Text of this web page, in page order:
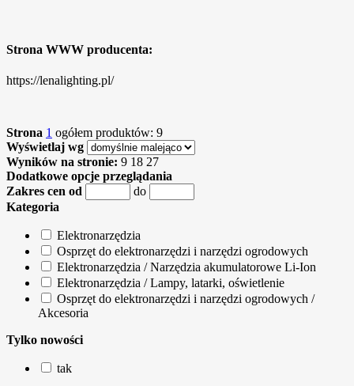
Strona WWW producenta:
https://lenalighting.pl/
Strona 1 ogółem produktów: 9
Wyświetlaj wg
Wyników na stronie: 9 18 27
Dodatkowe opcje przeglądania
Zakres cen od
do
Kategoria
Elektronarzędzia
Osprzęt do elektronarzędzi i narzędzi ogrodowych
Elektronarzędzia / Narzędzia akumulatorowe Li-Ion
Elektronarzędzia / Lampy, latarki, oświetlenie
Osprzęt do elektronarzędzi i narzędzi ogrodowych /
Akcesoria
Tylko nowości
tak